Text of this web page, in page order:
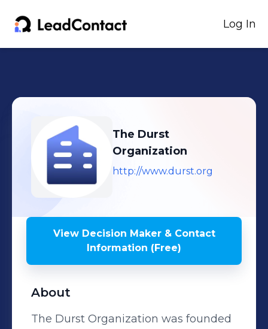
Log In
The Durst
Organization
http://www.durst.org
View Decision Maker & Contact
Information (Free)
About
The Durst Organization was founded